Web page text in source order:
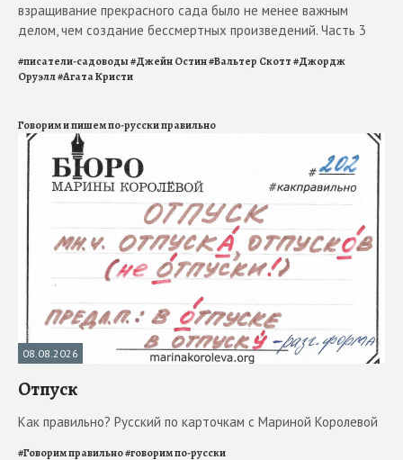
взращивание прекрасного сада было не менее важным
делом, чем создание бессмертных произведений. Часть 3
#писатели-садоводы#Джейн Остин#Вальтер Скотт#Джордж
Оруэлл#Агата Кристи
Говорим и пишем по-русски правильно
08.08.2026
Отпуск
Как правильно? Русский по карточкам с Мариной Королевой
#Говорим правильно#говорим по-русски